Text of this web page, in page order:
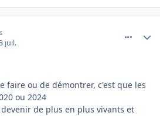
juil.
faire ou de démontrer, c'est que les
ou 2024
de plus en plus vivants et